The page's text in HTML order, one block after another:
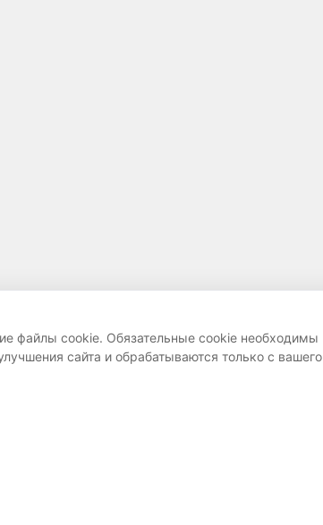
файлы cookie. Обязательные cookie необходимы
сайта и обрабатываются только с вашего